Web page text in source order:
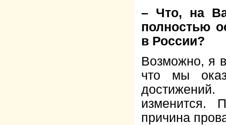
– Что, на
полностью
в России?
Возможно, я
что мы
изменится.
причина